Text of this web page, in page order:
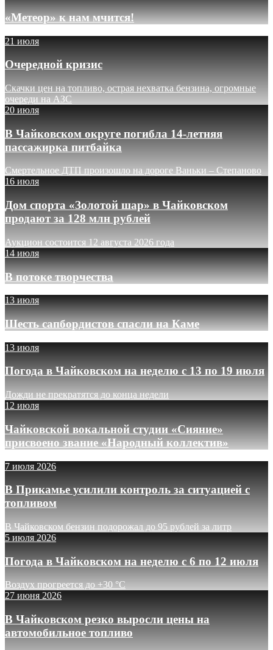
«Метеор» к нам мчится!
21 июля
Очередной кризис
Скачки цен на топливо, острая нехватка бензина, огромные
очереди на АЗС
20 июля
В Чайковском округе погибла 14-летняя
пассажирка питбайка
Смертельное ДТП произошло на дороге Ваньки – Степаново
16 июля
Дом спорта «Золотой шар» в Чайковском
продают за 128 млн рублей
Аукцион состоится 12 августа 2026 года
14 июля
В потоке творчества
13 июля
Шесть сапбордистов спасли на Каме
13 июля
Погода в Чайковском на неделю с 13 по 19 июля
Дожди не прекратятся до конца недели
12 июля
Чайковской вокальной студии «Сияние»
присвоено звание «Народный коллектив»
7 июля 2026
В Прикамье усилили контроль за ситуацией с
топливом
В Чайковском бензин подорожал до 95 рублей за литр
5 июля 2026
Погода в Чайковском на неделю с 6 по 12 июля
Воздух прогреется до +30 °C
27 июня 2026
В Чайковском резко выросли цены на
автомобильное топливо